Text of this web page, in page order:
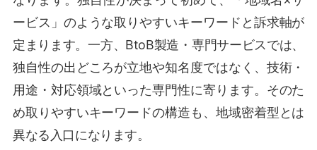
ービス」のような取りやすいキーワードと訴求軸が
定まります。一方、BtoB製造・専門サービスでは、
独自性の出どころが立地や知名度ではなく、技術・
用途・対応領域といった専門性に寄ります。そのた
め取りやすいキーワードの構造も、地域密着型とは
異なる入口になります。